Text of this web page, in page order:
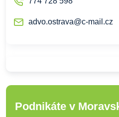
advo.ostrava@c-mail.cz
Podnikáte v